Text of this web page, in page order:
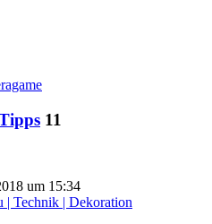
11
um 15:34
| Technik | Dekoration